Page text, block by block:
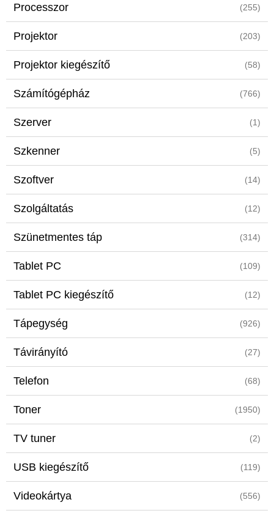
Processzor (255)
Projektor (203)
Projektor kiegészítő (58)
Számítógépház (766)
Szerver (1)
Szkenner (5)
Szoftver (14)
Szolgáltatás (12)
Szünetmentes táp (314)
Tablet PC (109)
Tablet PC kiegészítő (12)
Tápegység (926)
Távirányító (27)
Telefon (68)
Toner (1950)
TV tuner (2)
USB kiegészítő (119)
Videokártya (556)